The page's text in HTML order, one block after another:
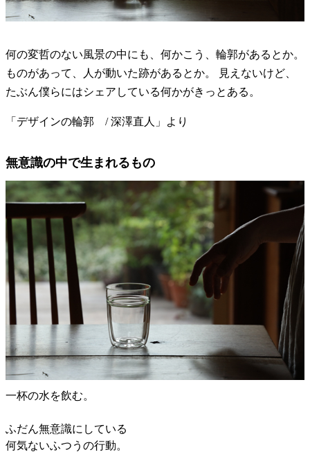
何の変哲のない風景の中にも、何かこう、輪郭があるとか。
ものがあって、人が動いた跡があるとか。 見えないけど、
たぶん僕らにはシェアしている何かがきっとある。
「デザインの輪郭 / 深澤直人」より
無意識の中で生まれるもの
一杯の水を飲む。
ふだん無意識にしている
何気ないふつうの行動。